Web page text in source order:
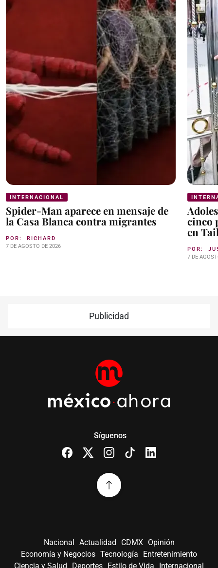
INTERNACIONAL
Spider-Man aparece en mensaje de
la Casa Blanca contra migrantes
POR: RICHARD
7 DE AGOSTO DE 2026
cinco
en
POR:
7 DE
Publicidad
Síguenos
Nacional Actualidad CDMX
Opinión
Economía y Negocios Tecnología
Entretenimiento
Ciencia y Salud
Deportes Estilo de Vida Internacional